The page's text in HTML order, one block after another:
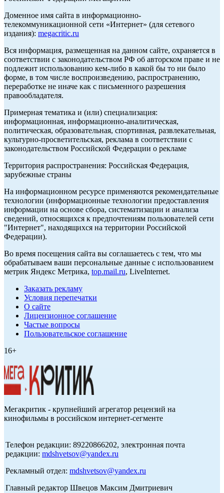
Доменное имя сайта в информационно-
телекоммуникационной сети «Интернет» (для сетевого
издания): megacritic.ru
Вся информация, размещенная на данном сайте, охраняется в
соответствии с законодательством РФ об авторском праве и не
подлежит использованию кем-либо в какой бы то ни было
форме, в том числе воспроизведению, распространению,
переработке не иначе как с письменного разрешения
правообладателя.
Примерная тематика и (или) специализация:
информационная, информационно-аналитическая,
политическая, образовательная, спортивная, развлекательная,
культурно-просветительская, реклама в соответствии с
законодательством Российской Федерации о рекламе
Территория распространения: Российская Федерация,
зарубежные страны
На информационном ресурсе применяются рекомендательные
технологии (информационные технологии предоставления
информации на основе сбора, систематизации и анализа
сведений, относящихся к предпочтениям пользователей сети
"Интернет", находящихся на территории Российской
Федерации).
Во время посещения сайта вы соглашаетесь с тем, что мы
обрабатываем ваши персональные данные с использованием
метрик Яндекс Метрика, top.mail.ru, LiveInternet.
Заказать рекламу
Условия перепечатки
О сайте
Лицензионное соглашение
Частые вопросы
Пользовательское соглашение
16+
Мегакритик - крупнейший агрегатор рецензий на
кинофильмы в российском интернет-сегменте
Телефон редакции: 89220866202, электронная почта
редакции: mdshvetsov@yandex.ru
Рекламный отдел: mdshvetsov@yandex.ru
Главный редактор Швецов Максим Дмитриевич